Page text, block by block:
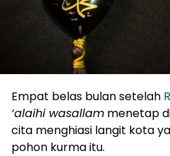
Empat belas bulan setelah
‘alaihi wasallam menetap
cita menghiasi langit kota
pohon kurma itu.